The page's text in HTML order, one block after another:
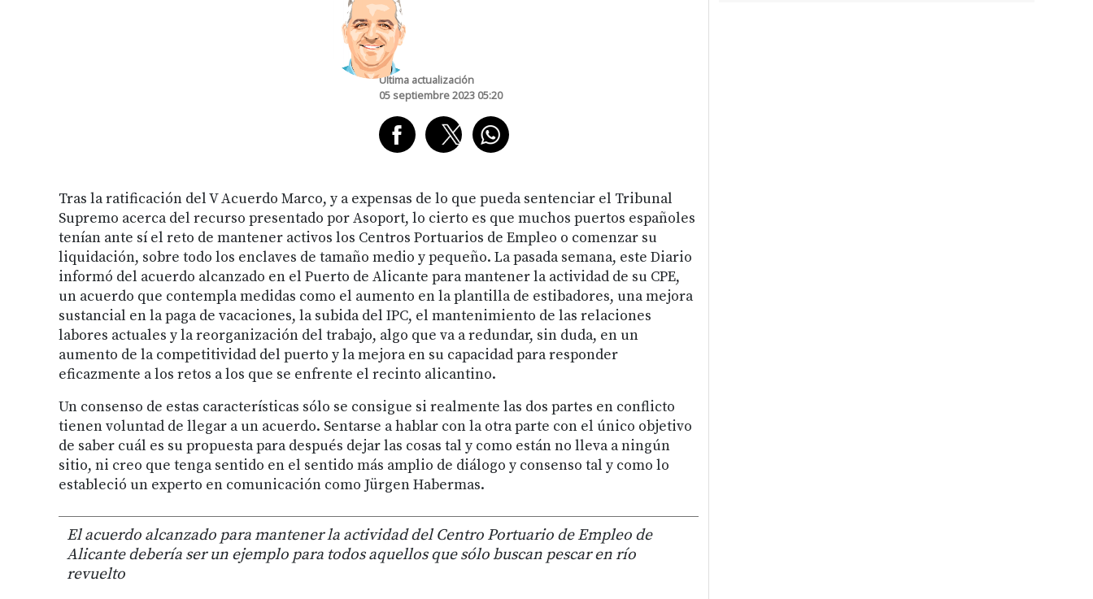
Última actualización
05 septiembre 2023 05:20
Tras la ratificación del V Acuerdo Marco, y a expensas de lo que pueda sentenciar el Tribunal
Supremo acerca del recurso presentado por Asoport, lo cierto es que muchos puertos españoles
tenían ante sí el reto de mantener activos los Centros Portuarios de Empleo o comenzar su
liquidación, sobre todo los enclaves de tamaño medio y pequeño. La pasada semana, este Diario
informó del acuerdo alcanzado en el Puerto de Alicante para mantener la actividad de su CPE,
un acuerdo que contempla medidas como el aumento en la plantilla de estibadores, una mejora
sustancial en la paga de vacaciones, la subida del IPC, el mantenimiento de las relaciones
labores actuales y la reorganización del trabajo, algo que va a redundar, sin duda, en un
aumento de la competitividad del puerto y la mejora en su capacidad para responder
eficazmente a los retos a los que se enfrente el recinto alicantino.
Un consenso de estas características sólo se consigue si realmente las dos partes en conflicto
tienen voluntad de llegar a un acuerdo. Sentarse a hablar con la otra parte con el único objetivo
de saber cuál es su propuesta para después dejar las cosas tal y como están no lleva a ningún
sitio, ni creo que tenga sentido en el sentido más amplio de diálogo y consenso tal y como lo
estableció un experto en comunicación como Jürgen Habermas.
El acuerdo alcanzado para mantener la actividad del Centro Portuario de Empleo de
Alicante debería ser un ejemplo para todos aquellos que sólo buscan pescar en río
revuelto